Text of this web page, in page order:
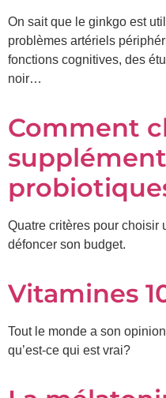
On sait que le ginkgo est
problèmes artériels
fonctions cognitives, des
noir…
Comment
Quatre critères pour choisir
défoncer son budget.
Vitamines
Tout le monde a son
qu’est-ce qui est vrai?
Je
m'abonne